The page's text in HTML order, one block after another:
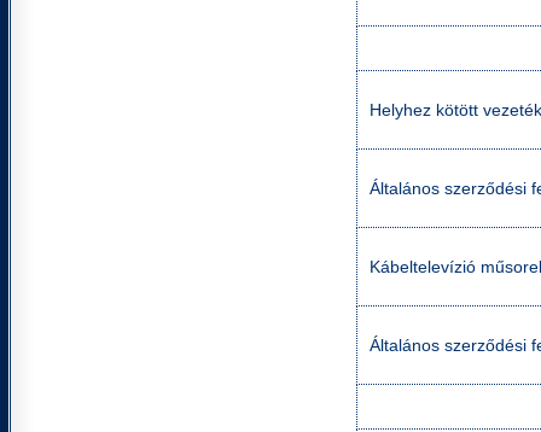
Helyhez kötött
Általános szerződési
Kábeltelevízió
Általános szerződési